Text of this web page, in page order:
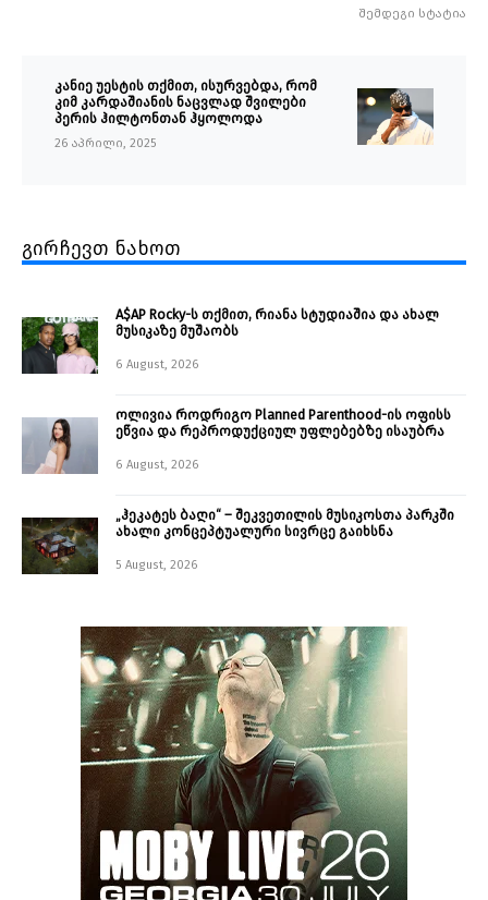
შემდეგი სტატია
კანიე უესტის თქმით, ისურვებდა, რომ
კიმ კარდაშიანის ნაცვლად შვილები
პერის ჰილტონთან ჰყოლოდა
26 აპრილი, 2025
გირჩევთ ნახოთ
A$AP Rocky-ს თქმით, რიანა სტუდიაშია და ახალ
მუსიკაზე მუშაობს
6 August, 2026
ოლივია როდრიგო Planned Parenthood-ის ოფისს
ეწვია და რეპროდუქციულ უფლებებზე ისაუბრა
6 August, 2026
„ჰეკატეს ბაღი“ – შეკვეთილის მუსიკოსთა პარკში
ახალი კონცეპტუალური სივრცე გაიხსნა ￼
5 August, 2026